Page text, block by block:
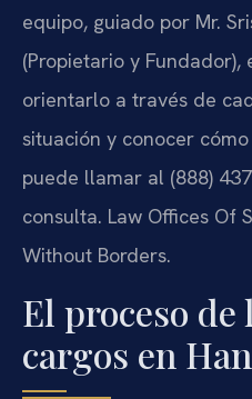
equipo, guiado por Mr.
(Propietario y
orientarlo a través de
situación y conocer
puede llamar al (888)
consulta. Law Offices Of
Without Borders.
El proceso de
cargos en